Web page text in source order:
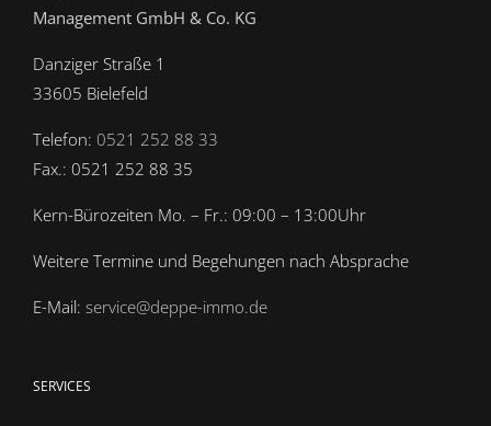
Management GmbH & Co. KG
Danziger Straße 1
33605 Bielefeld
Telefon: 0521 252 88 33
Fax.: 0521 252 88 35
Kern-Bürozeiten Mo. – Fr.: 09:00 – 13:00Uhr
Weitere Termine und Begehungen nach Absprache
E-Mail: service@deppe-immo.de
SERVICES